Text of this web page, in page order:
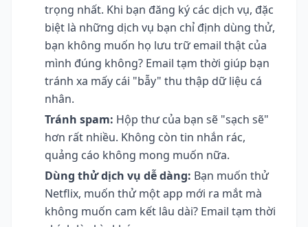
trọng nhất. Khi bạn đăng ký các dịch vụ, đặc
biệt là những dịch vụ bạn chỉ định dùng thử,
bạn không muốn họ lưu trữ email thật của
mình đúng không? Email tạm thời giúp bạn
tránh xa mấy cái "bẫy" thu thập dữ liệu cá
nhân.
Tránh spam: Hộp thư của bạn sẽ "sạch sẽ"
hơn rất nhiều. Không còn tin nhắn rác,
quảng cáo không mong muốn nữa.
Dùng thử dịch vụ dễ dàng: Bạn muốn thử
Netflix, muốn thử một app mới ra mắt mà
không muốn cam kết lâu dài? Email tạm thời